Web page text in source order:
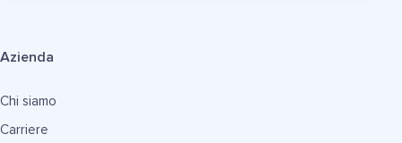
Azienda
Chi siamo
Carriere